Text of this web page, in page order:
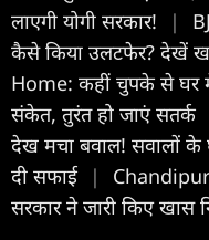
लाएगी योगी सरकार!
|
कैसे किया उलटफेर? देखें
Home: कहीं चुपके से घर
संकेत, तुरंत हो जाएं सतर्क
देख मचा बवाल! सवालों के
दी सफाई
|
सरकार ने जारी किए खास